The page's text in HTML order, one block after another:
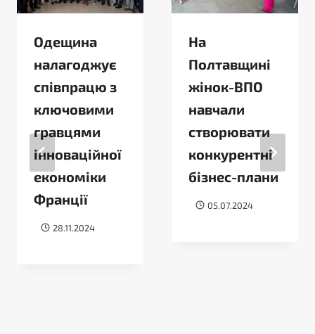
Одещина
налагоджує
співпрацю з
ключовими
гравцями
інноваційної
економіки
Франції
28.11.2024
На
Полтавщині
жінок-ВПО
навчали
створювати
конкурентні
бізнес-плани
05.07.2024